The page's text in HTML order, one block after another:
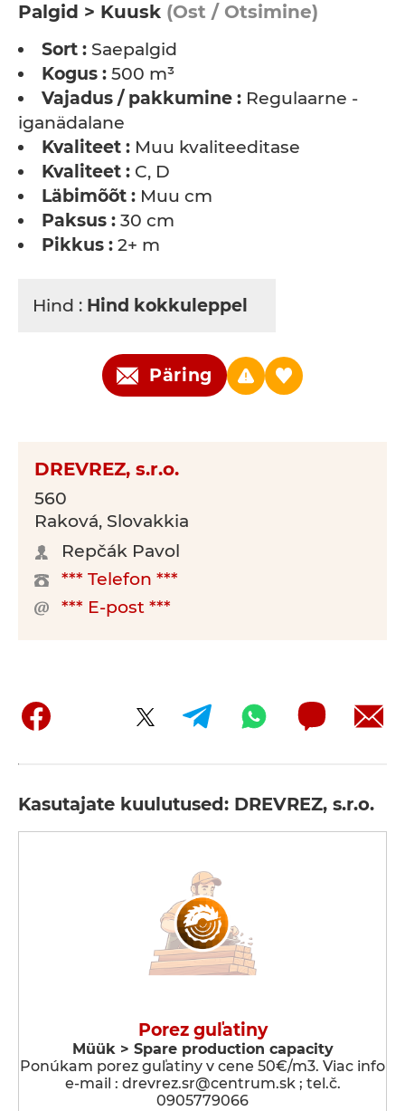
Palgid > Kuusk (Ost / Otsimine)
Sort : Saepalgid
Kogus : 500 m³
Vajadus / pakkumine : Regulaarne -
iganädalane
Kvaliteet : Muu kvaliteeditase
Kvaliteet : C, D
Läbimõõt : Muu cm
Paksus : 30 cm
Pikkus : 2+ m
Hind : Hind kokkuleppel
Päring
DREVREZ, s.r.o.
560
Raková, Slovakkia
Repčák Pavol
*** Telefon ***
*** E-post ***
Kasutajate kuulutused: DREVREZ, s.r.o.
Porez guľatiny
Müük > Spare production capacity
Ponúkam porez guľatiny v cene 50€/m3. Viac info
e-mail : drevrez.sr@centrum.sk ; tel.č.
0905779066